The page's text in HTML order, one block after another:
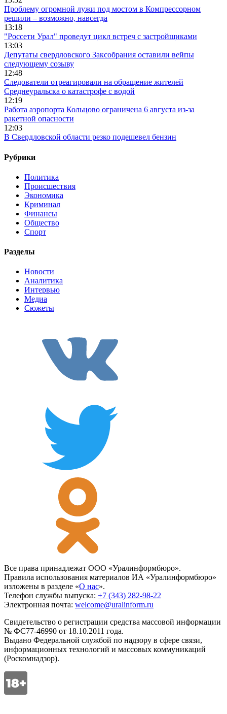
Проблему огромной лужи под мостом в Компрессорном
решили – возможно, навсегда
13:18
"Россети Урал" проведут цикл встреч с застройщиками
13:03
Депутаты свердловского Заксобрания оставили вейпы
следующему созыву
12:48
Следователи отреагировали на обращение жителей
Среднеуральска о катастрофе с водой
12:19
Работа аэропорта Кольцово ограничена 6 августа из-за
ракетной опасности
12:03
В Свердловской области резко подешевел бензин
Рубрики
Политика
Происшествия
Экономика
Криминал
Финансы
Общество
Спорт
Разделы
Новости
Аналитика
Интервью
Медиа
Сюжеты
Все права принадлежат ООО «Уралинформбюро».
Правила использования материалов ИА «Уралинформбюро»
изложены в разделе «О нас».
Телефон службы выпуска: +7 (343) 282-98-22
Электронная почта: welcome@uralinform.ru
Свидетельство о регистрации средства массовой информации
№ ФС77-46990 от 18.10.2011 года.
Выдано Федеральной службой по надзору в сфере связи,
информационных технологий и массовых коммуникаций
(Роскомнадзор).